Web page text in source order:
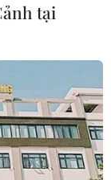
tại